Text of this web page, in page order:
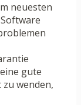
neuesten
gute
zu wenden,